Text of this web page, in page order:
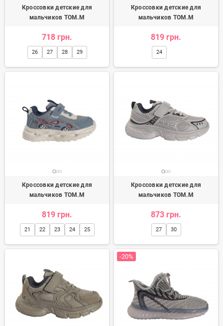
Кроссовки детские для
мальчиков TOM.M
718 грн.
26 27 28 29
Кроссовки детские для
мальчиков TOM.M
819 грн.
24
Кроссовки детские для
мальчиков TOM.M
819 грн.
21 22 23 24 25
Кроссовки детские для
мальчиков TOM.M
873 грн.
27 30
-20%